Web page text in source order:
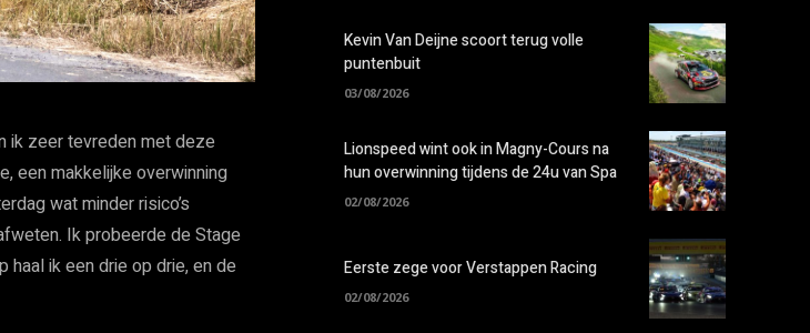
ik zeer tevreden met deze
een makkelijke overwinning
wat minder risico’s
Ik probeerde de Stage
ik een drie op drie, en de
Kevin Van Deijne scoort terug volle
puntenbuit
03/08/2026
Lionspeed wint ook in Magny-Cours na
hun overwinning tijdens de 24u van Spa
02/08/2026
Eerste zege voor Verstappen Racing
02/08/2026